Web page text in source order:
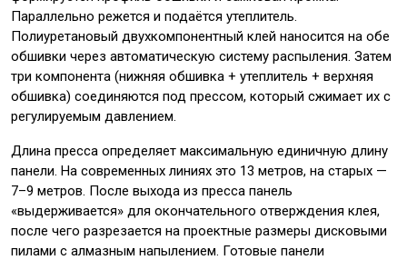
Параллельно режется и подаётся утеплитель.
Полиуретановый двухкомпонентный клей наносится на обе
обшивки через автоматическую систему распыления. Затем
три компонента (нижняя обшивка + утеплитель + верхняя
обшивка) соединяются под прессом, который сжимает их с
регулируемым давлением.
Длина пресса определяет максимальную единичную длину
панели. На современных линиях это 13 метров, на старых —
7–9 метров. После выхода из пресса панель
«выдерживается» для окончательного отверждения клея,
после чего разрезается на проектные размеры дисковыми
пилами с алмазным напылением. Готовые панели